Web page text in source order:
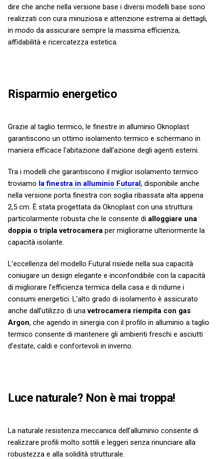
dire che anche nella versione base i diversi modelli base sono
realizzati con cura minuziosa e attenzione estrema ai dettagli,
in modo da assicurare sempre la massima efficienza,
affidabilità e ricercatezza estetica.
Risparmio energetico
Grazie al taglio termico, le finestre in alluminio Oknoplast
garantiscono un ottimo isolamento termico e schermano in
maniera efficace l’abitazione dall’azione degli agenti esterni.
Tra i modelli che garantiscono il miglior isolamento termico
troviamo la finestra in alluminio Futural, disponibile anche
nella versione porta finestra con soglia ribassata alta appena
2,5 cm. È stata progettata da Oknoplast con una struttura
particolarmente robusta che le consente di alloggiare una
doppia o tripla vetrocamera per migliorarne ulteriormente la
capacità isolante.
L’eccellenza del modello Futural risiede nella sua capacità
coniugare un design elegante e inconfondibile con la capacità
di migliorare l’efficienza termica della casa e di ridurne i
consumi energetici. L’alto grado di isolamento è assicurato
anche dall’utilizzo di unavetrocamera riempita con gas
Argon, che agendo in sinergia con il profilo in alluminio a taglio
termico consente di mantenere gli ambienti freschi e asciutti
d’estate, caldi e confortevoli in inverno.
Luce naturale? Non è mai troppa!
La naturale resistenza meccanica dell’alluminio consente di
realizzare profili molto sottili e leggeri senza rinunciare alla
robustezza e alla solidità strutturale.